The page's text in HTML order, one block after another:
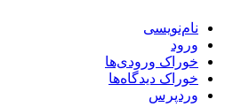
نام‌نویسی
ورود
خوراک ورودی‌ها
خوراک دیدگاه‌ها
وردپرس